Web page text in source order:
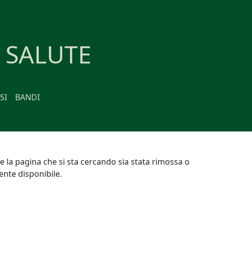
BANDI
la pagina che si sta cercando sia stata rimossa o
disponibile.